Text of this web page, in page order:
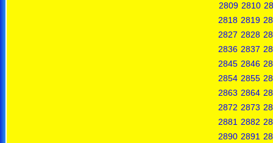
2809 2810
2818 2819
2827 2828
2836 2837
2845 2846
2854 2855
2863 2864
2872 2873
2881 2882
2890 2891